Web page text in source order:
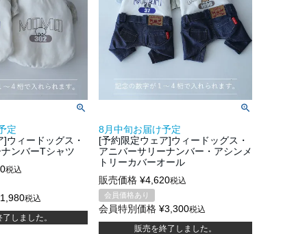
定
ウィードッグス・
ンバーTシャツ
税込
1,980税込
しました。
8月中旬お届け予定
[予約限定ウェア]ウィードッグス・
アニバーサリーナンバー・アシンメ
トリーカバーオール
販売価格 ¥4,620税込
会員価格あり
会員特別価格 ¥3,300税込
販売を終了しました。